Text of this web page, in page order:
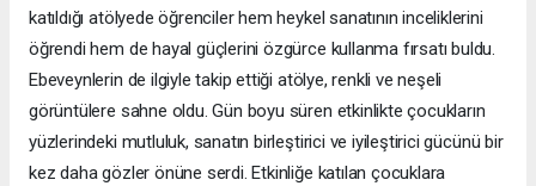
katıldığı atölyede öğrenciler hem heykel sanatının inceliklerini
öğrendi hem de hayal güçlerini özgürce kullanma fırsatı buldu.
Ebeveynlerin de ilgiyle takip ettiği atölye, renkli ve neşeli
görüntülere sahne oldu. Gün boyu süren etkinlikte çocukların
yüzlerindeki mutluluk, sanatın birleştirici ve iyileştirici gücünü bir
kez daha gözler önüne serdi. Etkinliğe katılan çocuklara